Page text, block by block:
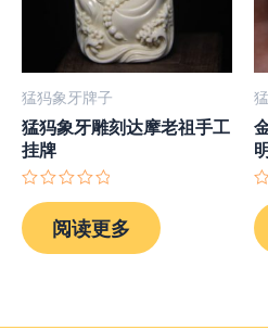
猛犸象牙牌子
猛犸象牙雕刻达摩老祖手工
挂牌
评
分
0
&sol;
阅读更多
分
0